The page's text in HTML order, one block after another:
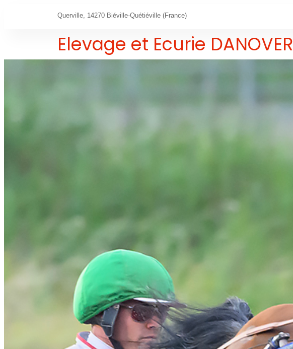
Querville, 14270 Biéville-Quétiéville (France)
Elevage et Ecurie DANOVER